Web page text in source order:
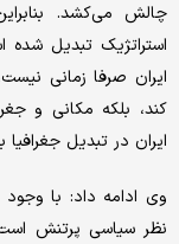
چالش می‌کشد.
استراتژیک تبدیل شده
ایران صرفا زمانی
کند، بلکه مکانی و
ایران در تبدیل
وی ادامه داد: با
نظر سیاسی پرتنش